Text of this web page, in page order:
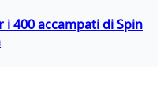
400 accampati di Spin